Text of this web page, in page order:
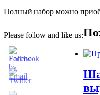
Полный набор можно
Please follow and like us: